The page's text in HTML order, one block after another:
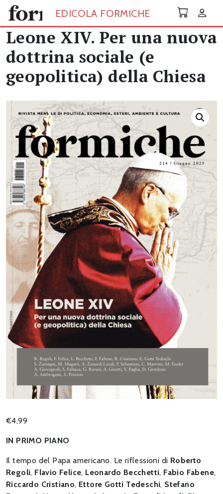
Skip to main content
EDICOLA FORMICHE
Leone XIV. Per una nuova
dottrina sociale (e
geopolitica) della Chiesa
€4,99
IN PRIMO PIANO
Il tempo del Papa americano. Le riflessioni di Roberto
Regoli, Flavio Felice, Leonardo Becchetti, Fabio Fabene,
Riccardo Cristiano, Ettore Gotti Tedeschi, Stefano